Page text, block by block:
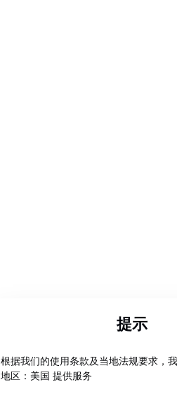
提示
根据我们的使用条款及当地法规要求，
地区：美国 提供服务